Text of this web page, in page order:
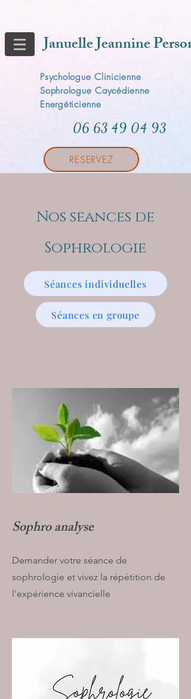
Januelle Jeannine Person
Psychologue Clinicienne
Sophrologue Caycédienne
Energéticienne
06 63 49 04 93
RESERVEZ
Nos seances de
Sophrologie
Séances individuelles
Séances en groupe
Sophro analyse
Demander votre séance de
sophrologie et vivez la répétition de
l'expérience vivancielle